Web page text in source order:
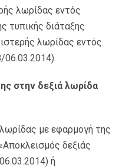
λωρίδας εντός
τυπικής διάταξης
λωρίδας εντός
06.03.2014).
στην δεξιά λωρίδα
με εφαρμογή της
δεξιάς
ή